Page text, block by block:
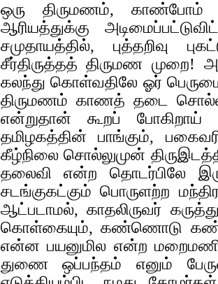
ஒரு திருமணம், காண்போம்
ஆரியத்துக்கு
சமுதாயத்தில், புத்தறிவு
சீர்திருத்தத் திருமண முறை!
கலந்து கொள்வதிலே ஓர்
திருமணம் காணத் தடை
என்றுதான் கூறப்
தமிழகத்தின் பாங்கும்,
கீழ்நிலை சொல்லுமுன்
தலைவி என்ற தொடர்பிலே
சடங்குகட்கும் பொருளற்ற
ஆட்படாமல், காதலிருவர்
கொள்கையும், கண்ணொடு
என்ன பயனுமில என்ற
துணை ஒப்பந்தம் எனும்